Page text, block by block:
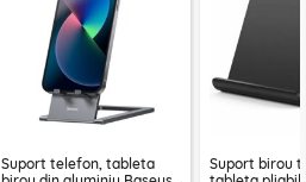
Suport telefon, tableta
Suport birou